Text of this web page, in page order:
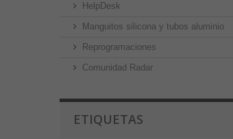
HelpDesk
Manguitos silicona y tubos aluminio
Reprogramaciones
Comunidad Radar
ETIQUETAS